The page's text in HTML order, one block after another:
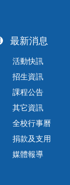
最新消息
活動快訊
招生資訊
課程公告
其它資訊
全校行事曆
捐款及支用
媒體報導